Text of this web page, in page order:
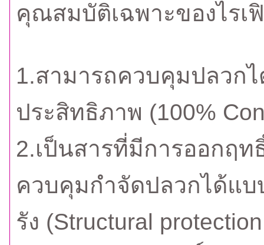
คุณสมบัติเฉพาะของไรเ
1.สามารถควบคุมปลวก
ประสิทธิภาพ (100%
2.เป็นสารที่มีการออกฤ
ควบคุมกำจัดปลวกได้แบ
รัง (Structural